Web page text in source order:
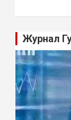
Журнал